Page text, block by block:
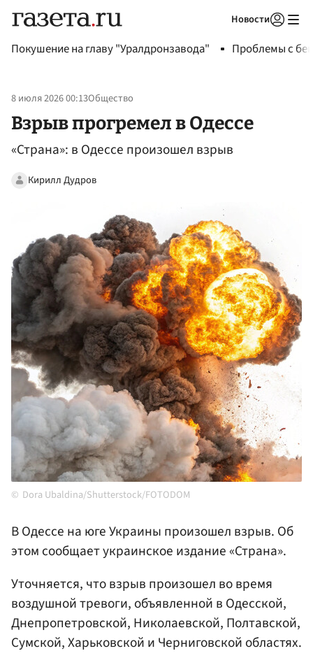
Новости
Покушение на главу "Уралдронзавода" Проблемы с
8 июля 2026 00:13Общество
Взрыв прогремел в Одессе
«Страна»: в Одессе произошел взрыв
Кирилл Дудров
Dora Ubaldina/Shutterstock/FOTODOM
В Одессе на юге Украины произошел взрыв. Об
этом сообщает украинское издание «Страна».
Уточняется, что взрыв произошел во время
воздушной тревоги, объявленной в Одесской,
Днепропетровской, Николаевской, Полтавской,
Сумской, Харьковской и Черниговской областях.